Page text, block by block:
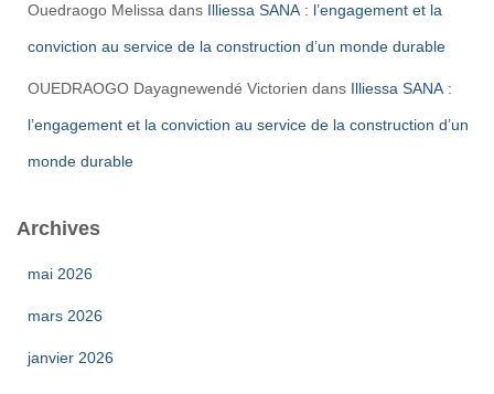
Ouedraogo Melissa dans Illiessa SANA : l’engagement et la
conviction au service de la construction d’un monde durable
OUEDRAOGO Dayagnewendé Victorien dans Illiessa SANA :
l’engagement et la conviction au service de la construction d’un
monde durable
Archives
mai 2026
mars 2026
janvier 2026